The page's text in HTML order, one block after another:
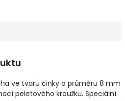
ve tvaru činky o průměru 8 mm
peletového kroužku. Speciální